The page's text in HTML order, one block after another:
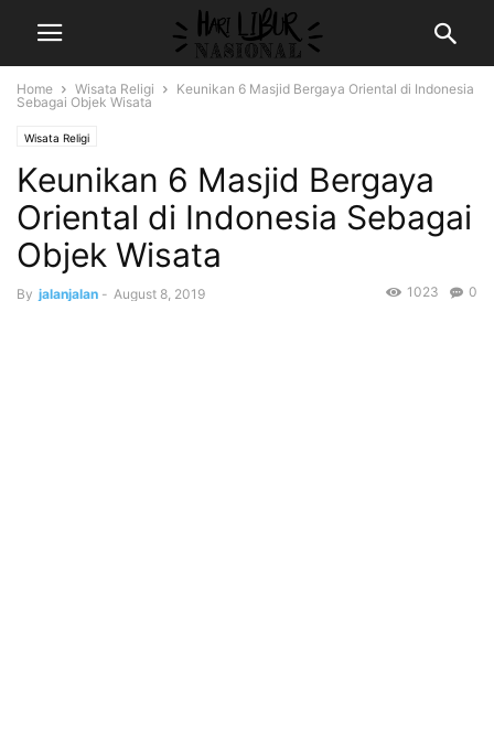
Home Wisata Religi
Keunikan 6 Masjid Bergaya Oriental di Indonesia
Sebagai Objek Wisata
Wisata Religi
Keunikan 6 Masjid Bergaya
Oriental di Indonesia Sebagai
Objek Wisata
By jalanjalan - August 8, 2019 0
1023